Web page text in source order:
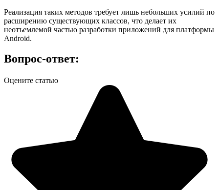
Реализация таких методов требует лишь небольших усилий по
расширению существующих классов, что делает их
неотъемлемой частью разработки приложений для платформы
Android.
Вопрос-ответ:
Оцените статью